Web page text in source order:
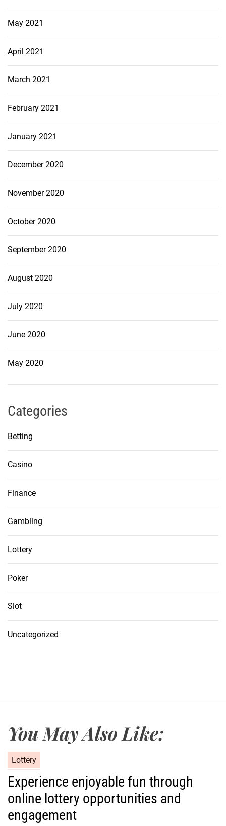
May 2021
April 2021
March 2021
February 2021
January 2021
December 2020
November 2020
October 2020
September 2020
August 2020
July 2020
June 2020
May 2020
Categories
Betting
Casino
Finance
Gambling
Lottery
Poker
Slot
Uncategorized
You May Also Like:
a
e
o
Lottery
Experience enjoyable fun through
online lottery opportunities and
engagement